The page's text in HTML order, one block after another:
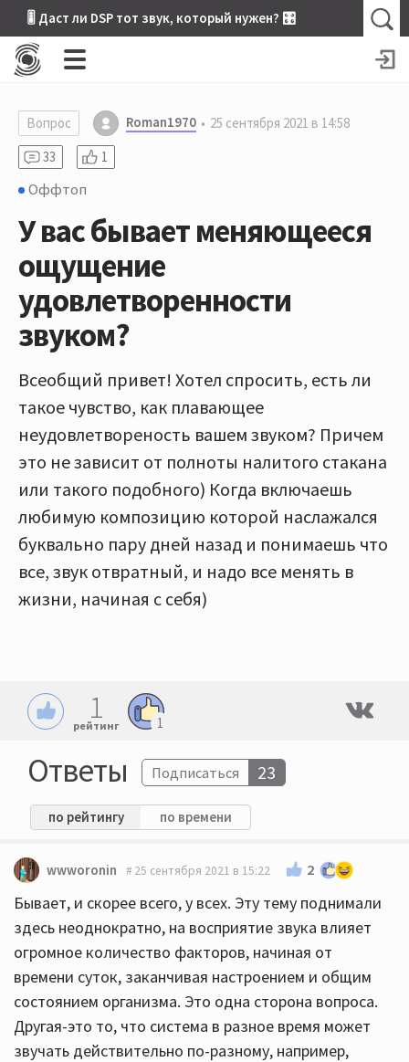
🎚 Даст ли DSP тот звук, который нужен? 🎛
Вопрос Roman1970
25 сентября 2021 в 14:58
33
1
Оффтоп
У вас бывает меняющееся
ощущение
удовлетворенности
звуком?
Всеобщий привет! Хотел спросить, есть ли
такое чувство, как плавающее
неудовлетвореность вашем звуком? Причем
это не зависит от полноты налитого стакана
или такого подобного) Когда включаешь
любимую композицию которой наслажался
буквально пару дней назад и понимаешь что
все, звук отвратный, и надо все менять в
жизни, начиная с себя)
1
рейтинг 1
Ответы Подписаться 23
по рейтингу по времени
wwworonin 25 сентября 2021 в 15:22 2
Бывает, и скорее всего, у всех. Эту тему поднимали
здесь неоднократно, на восприятие звука влияет
огромное количество факторов, начиная от
времени суток, заканчивая настроением и общим
состоянием организма. Это одна сторона вопроса.
Другая-это то, что система в разное время может
звучать действительно по-разному, например,